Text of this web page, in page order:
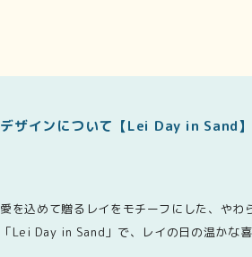
デザインについて【Lei Day in Sand】
愛を込めて贈るレイをモチーフにした、やわ
「Lei Day in Sand」で、レイの日の温かな